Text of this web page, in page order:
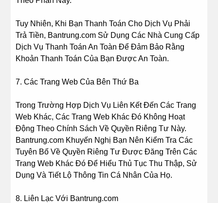
Tuy Nhiên, Khi Bạn Thanh Toán Cho Dịch Vụ Phải
Trả Tiền, Bantrung.com Sử Dụng Các Nhà Cung Cấp
Dịch Vụ Thanh Toán An Toàn Để Đảm Bảo Rằng
Khoản Thanh Toán Của Bạn Được An Toàn.
7. Các Trang Web Của Bên Thứ Ba
Trong Trường Hợp Dịch Vụ Liên Kết Đến Các Trang
Web Khác, Các Trang Web Khác Đó Không Hoạt
Động Theo Chính Sách Về Quyền Riêng Tư Này.
Bantrung.com Khuyến Nghị Bạn Nên Kiểm Tra Các
Tuyên Bố Về Quyền Riêng Tư Được Đăng Trên Các
Trang Web Khác Đó Để Hiểu Thủ Tục Thu Thập, Sử
Dụng Và Tiết Lộ Thông Tin Cá Nhân Của Họ.
8. Liên Lạc Với Bantrung.com